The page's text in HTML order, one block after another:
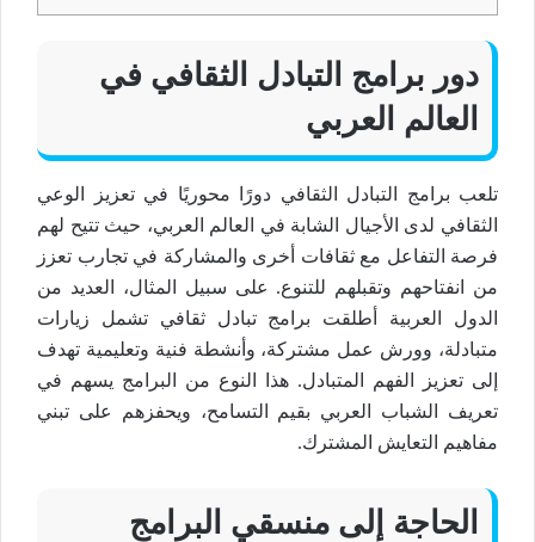
دور برامج التبادل الثقافي في
العالم العربي
تلعب برامج التبادل الثقافي دورًا محوريًا في تعزيز الوعي
الثقافي لدى الأجيال الشابة في العالم العربي، حيث تتيح لهم
فرصة التفاعل مع ثقافات أخرى والمشاركة في تجارب تعزز
من انفتاحهم وتقبلهم للتنوع. على سبيل المثال، العديد من
الدول العربية أطلقت برامج تبادل ثقافي تشمل زيارات
متبادلة، وورش عمل مشتركة، وأنشطة فنية وتعليمية تهدف
إلى تعزيز الفهم المتبادل. هذا النوع من البرامج يسهم في
تعريف الشباب العربي بقيم التسامح، ويحفزهم على تبني
مفاهيم التعايش المشترك.
الحاجة إلى منسقي البرامج